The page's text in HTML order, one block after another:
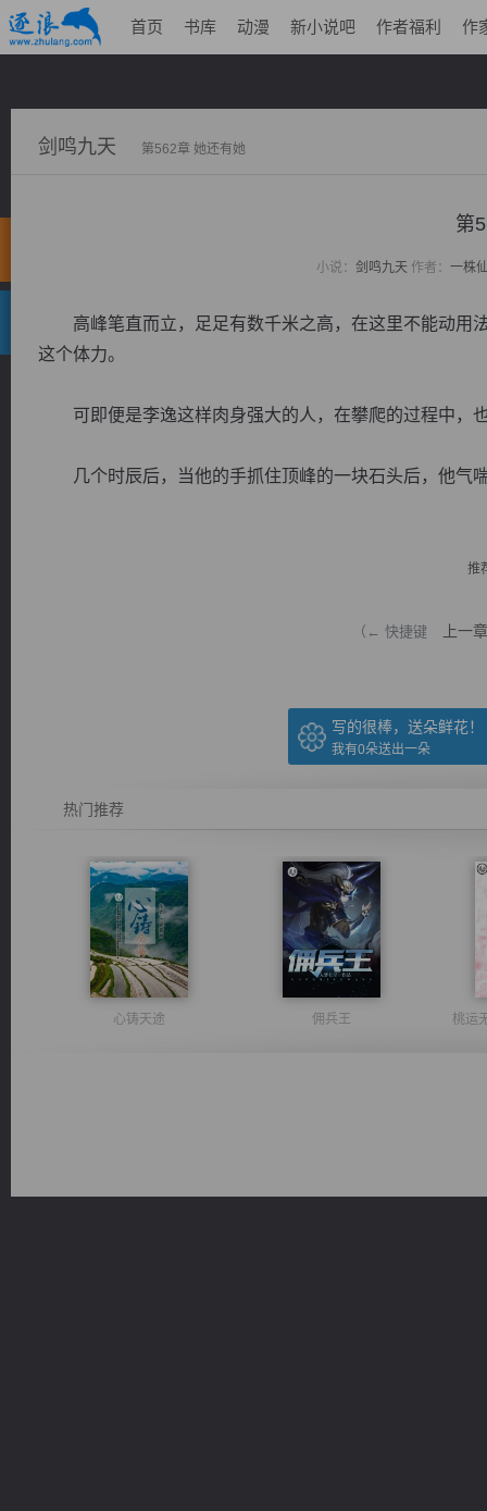
首页 书库 动漫 新小说吧 作者福利 作
剑鸣九天 第562章 她还有她
第
小说： 剑鸣九天 作者： 一株
高峰笔直而立，足足有数千米之高，在这里不能动用
这个体力。
可即便是李逸这样肉身强大的人，在攀爬的过程中，
几个时辰后，当他的手抓住顶峰的一块石头后，他气
推
（← 快捷键 上一章
写的很棒，送朵鲜花！
我有0朵送出一朵
热门推荐
心铸天途 佣兵王 桃运